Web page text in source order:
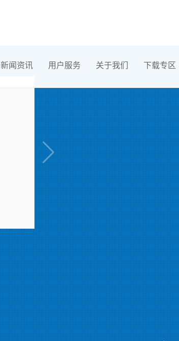
新闻资讯 用户服务 关于我们 下载专区